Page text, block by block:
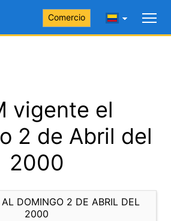
Comercio
vigente el
2 de Abril del
2000
DOMINGO 2 DE ABRIL DEL
2000